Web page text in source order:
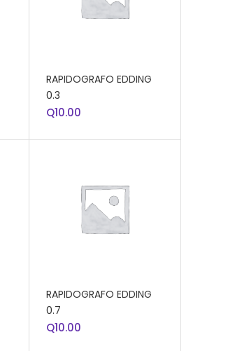
RAPIDOGRAFO EDDING
0.3
Q10.00
RAPIDOGRAFO EDDING
0.7
Q10.00